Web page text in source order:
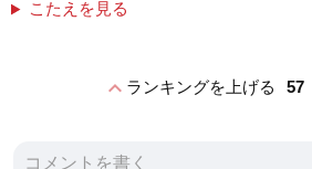
こたえを見る
expand_lessランキングを上げる 57